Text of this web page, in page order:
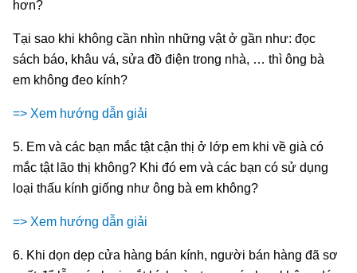
hơn?
Tại sao khi không cần nhìn những vật ở gần như: đọc
sách báo, khâu vá, sửa đồ điện trong nhà, … thì ông bà
em không đeo kính?
=> Xem hướng dẫn giải
5. Em và các bạn mắc tật cận thị ở lớp em khi về già có
mắc tật lão thị không? Khi đó em và các bạn có sử dụng
loại thấu kính giống như ông bà em không?
=> Xem hướng dẫn giải
6. Khi dọn dẹp cửa hàng bán kính, người bán hàng đã sơ